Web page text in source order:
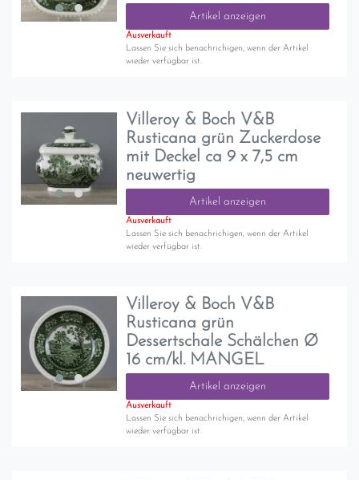
Artikel anzeigen
Ausverkauft
Lassen Sie sich benachrichigen, wenn der Artikel
wieder verfügbar ist.
Villeroy & Boch V&B
Rusticana grün Zuckerdose
mit Deckel ca 9 x 7,5 cm
neuwertig
Artikel anzeigen
Ausverkauft
Lassen Sie sich benachrichigen, wenn der Artikel
wieder verfügbar ist.
Villeroy & Boch V&B
Rusticana grün
Dessertschale Schälchen Ø
16 cm/kl. MANGEL
Artikel anzeigen
Ausverkauft
Lassen Sie sich benachrichigen, wenn der Artikel
wieder verfügbar ist.